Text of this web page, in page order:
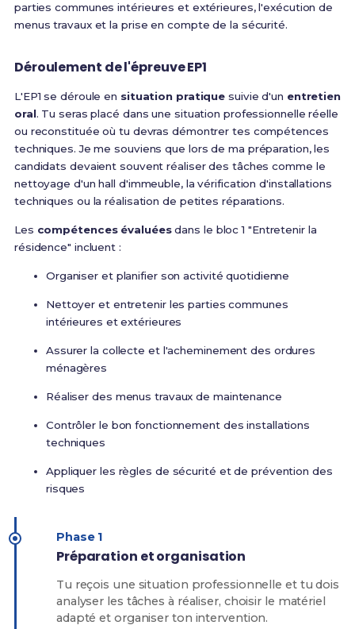
parties communes intérieures et extérieures, l'exécution de
menus travaux et la prise en compte de la sécurité.
Déroulement de l'épreuve EP1
L'EP1 se déroule en situation pratique suivie d'un entretien
oral. Tu seras placé dans une situation professionnelle réelle
ou reconstituée où tu devras démontrer tes compétences
techniques. Je me souviens que lors de ma préparation, les
candidats devaient souvent réaliser des tâches comme le
nettoyage d'un hall d'immeuble, la vérification d'installations
techniques ou la réalisation de petites réparations.
Les compétences évaluéesdans le bloc 1 "Entretenir la
résidence" incluent :
Organiser et planifier son activité quotidienne
Nettoyer et entretenir les parties communes
intérieures et extérieures
Assurer la collecte et l'acheminement des ordures
ménagères
Réaliser des menus travaux de maintenance
Contrôler le bon fonctionnement des installations
techniques
Appliquer les règles de sécurité et de prévention des
risques
Phase 1
Préparation et organisation
Tu reçois une situation professionnelle et tu dois
analyser les tâches à réaliser, choisir le matériel
adapté et organiser ton intervention.